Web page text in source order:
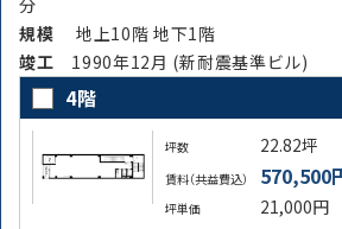
規模
地上10階 地下1階
竣⼯ 1990年12月 (新耐震基準ビル)
4階
坪数 22.82坪
賃料（共益費込） 570,500
坪単価 21,000円